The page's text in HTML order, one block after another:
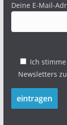
Deine E-Mail-
Ich
Newsletters